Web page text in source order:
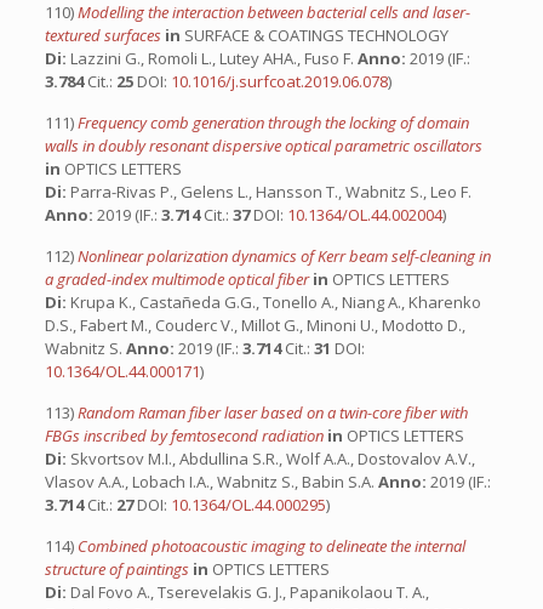
110)Modelling the interaction between bacterial cells and laser-
textured surfaces in SURFACE & COATINGS TECHNOLOGY
Di: Lazzini G., Romoli L., Lutey AHA., Fuso F. Anno: 2019 (IF.:
3.784Cit.: 25 DOI: 10.1016/j.surfcoat.2019.06.078)
111)Frequency comb generation through the locking of domain
walls in doubly resonant dispersive optical parametric oscillators
in OPTICS LETTERS
Di: Parra-Rivas P., Gelens L., Hansson T., Wabnitz S., Leo F.
Anno: 2019 (IF.: 3.714Cit.: 37DOI: 10.1364/OL.44.002004)
112)Nonlinear polarization dynamics of Kerr beam self-cleaning in
a graded-index multimode optical fiberin OPTICS LETTERS
Di: Krupa K., Castañeda G.G., Tonello A., Niang A., Kharenko
D.S., Fabert M., Couderc V., Millot G., Minoni U., Modotto D.,
Wabnitz S. Anno: 2019 (IF.: 3.714Cit.: 31 DOI:
10.1364/OL.44.000171)
113)Random Raman fiber laser based on a twin-core fiber with
FBGs inscribed by femtosecond radiation in OPTICS LETTERS
Di: Skvortsov M.I., Abdullina S.R., Wolf A.A., Dostovalov A.V.,
Vlasov A.A., Lobach I.A., Wabnitz S., Babin S.A. Anno: 2019 (IF.:
3.714Cit.: 27DOI: 10.1364/OL.44.000295)
114) Combined photoacoustic imaging to delineate the internal
structure of paintings in OPTICS LETTERS
Di: Dal Fovo A., Tserevelakis G. J., Papanikolaou T. A.,